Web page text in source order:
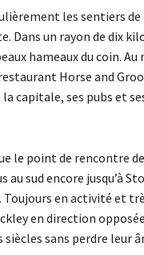
les sentiers
Dans un rayon de dix
hameaux du coin.
Horse and
capitale, ses pubs et
le point de rencontre
au sud encore jusqu’à
en activité et
en direction
sans perdre leur